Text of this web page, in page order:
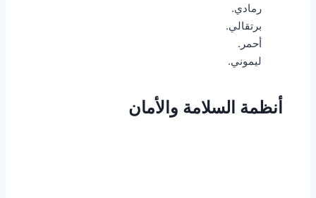
رمادي.
برتقالي.
أحمر.
ليموني.
أنظمة السلامة والأمان